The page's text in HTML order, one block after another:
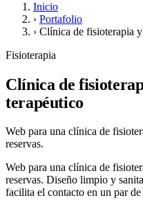
Inicio
› Portafolio
› Clínica de fisioterapia
Fisioterapia
Clínica de
terapéutico
Web para una clínica de
reservas.
Web para una clínica de
reservas. Diseño limpio y
facilita el contacto en un par de